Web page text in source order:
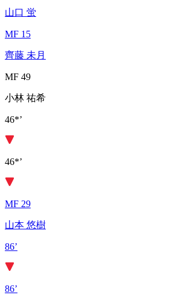
山口 蛍
MF 15
齊藤 未月
MF 49
小林 祐希
46*’
46*’
MF 29
山本 悠樹
86’
86’